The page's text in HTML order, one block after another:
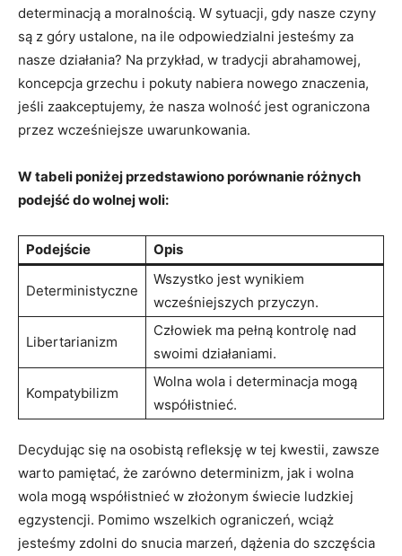
determinacją⁤ a moralnością. W​ sytuacji, gdy nasze czyny
są z góry ustalone, na ile⁢ odpowiedzialni jesteśmy za‌
nasze⁤ działania? Na przykład, w tradycji abrahamowej,‍
koncepcja​ grzechu i pokuty nabiera nowego znaczenia,
jeśli zaakceptujemy, że‌ nasza wolność jest ‌ograniczona
przez wcześniejsze uwarunkowania.
W tabeli⁣ poniżej przedstawiono porównanie różnych
⁣podejść do wolnej woli:
Podejście Opis
Deterministyczne
Wszystko jest wynikiem
wcześniejszych przyczyn.
Libertarianizm
Człowiek⁣ ma pełną kontrolę nad
⁤swoimi działaniami.
Kompatybilizm
Wolna wola i determinacja mogą
współistnieć.
Decydując się na osobistą refleksję w tej kwestii, zawsze
warto ⁢pamiętać, że zarówno ​determinizm, jak i wolna
wola mogą współistnieć w złożonym świecie ludzkiej
egzystencji. Pomimo wszelkich ograniczeń, wciąż
jesteśmy zdolni‍ do snucia marzeń, dążenia⁢ do szczęścia